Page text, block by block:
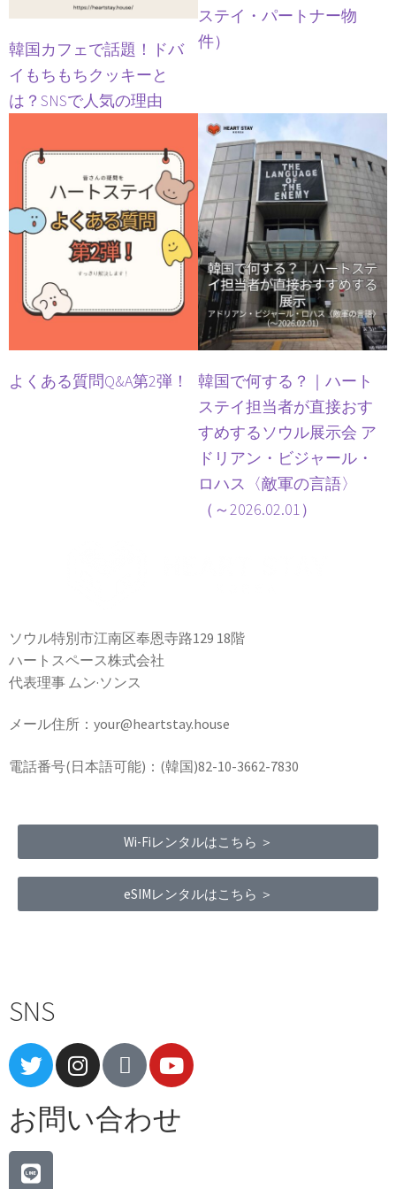
韓国カフェで話題！ドバ
イもちもちクッキーと
は？SNSで人気の理由
ステイ・パートナー物
件）
よくある質問Q&A第2弾！
韓国で何する？｜ハート
ステイ担当者が直接おす
すめするソウル展示会 ア
ドリアン・ビジャール・
ロハス〈敵軍の言語〉
（～2026.02.01）
ソウル特別市江南区奉恩寺路129 18階
ハートスペース株式会社
代表理事 ムン·ソンス
メール住所：your@heartstay.house
電話番号(日本語可能)：(韓国)82-10-3662-7830
Wi-Fiレンタルはこちら ＞
eSIMレンタルはこちら ＞
SNS
お問い合わせ